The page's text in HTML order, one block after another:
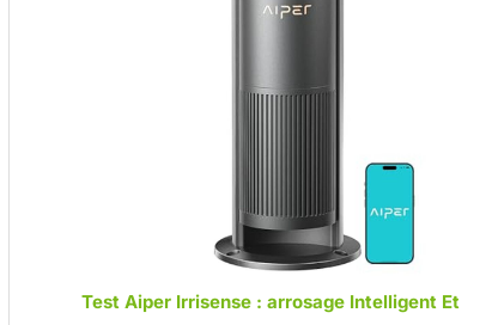
Test Aiper Irrisense : arrosage Intelligent Et